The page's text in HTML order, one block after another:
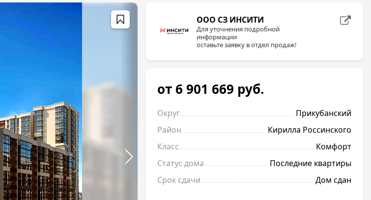
ООО СЗ ИНСИТИ
Для уточнения подробной
информации
оставьте заявку в отдел продаж!
от 6 901 669 руб.
Округ
Прикубанский
Район
Кирилла Россинского
Класс
Комфорт
Статус дома
Последние квартиры
Срок сдачи
Дом сдан